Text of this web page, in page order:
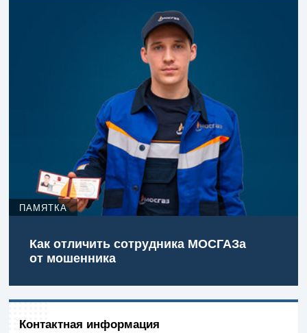
ПАМЯТКА
Как отличить сотрудника МОСГАЗа
от мошенника
Контактная информация